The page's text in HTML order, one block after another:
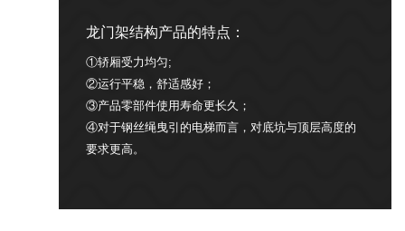
龙门架结构产品的特点：
①轿厢受力均匀;
②运行平稳，舒适感好；
③产品零部件使用寿命更长久；
④对于钢丝绳曳引的电梯而言，对底坑与顶层高度的
要求更高。